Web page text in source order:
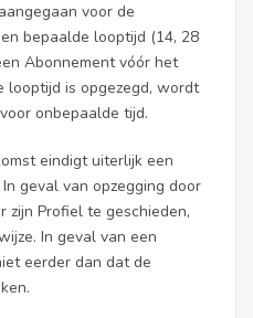
voor de
bepaalde looptijd (14, 28
Abonnement vóór het
looptijd is opgezegd, wordt
onbepaalde tijd.
eindigt uiterlijk een
geval van opzegging door
zijn Profiel te geschieden,
In geval van een
eerder dan dat de